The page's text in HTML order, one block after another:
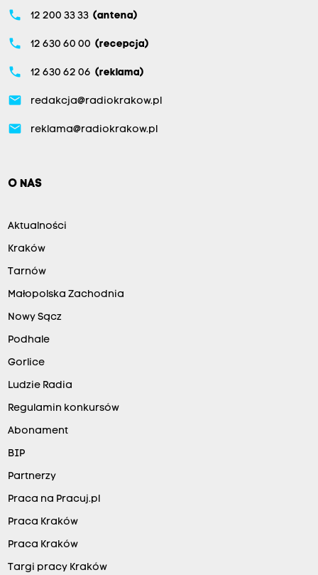
phone 12 200 33 33 (antena)
phone 12 630 60 00 (recepcja)
phone 12 630 62 06 (reklama)
email redakcja@radiokrakow.pl
email reklama@radiokrakow.pl
O NAS
Aktualności
Kraków
Tarnów
Małopolska Zachodnia
Nowy Sącz
Podhale
Gorlice
Ludzie Radia
Regulamin konkursów
Abonament
BIP
Partnerzy
Praca na Pracuj.pl
Praca Kraków
Praca Kraków
Targi pracy Kraków